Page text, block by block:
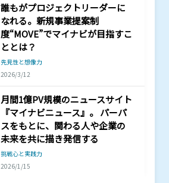
誰もがプロジェクトリーダーに
なれる。新規事業提案制
度“MOVE”でマイナビが目指すこ
ととは？
先見性と想像力
2026/3/12
月間1億PV規模のニュースサイト
『マイナビニュース』。 パーパ
スをもとに、関わる人や企業の
未来を共に描き発信する
挑戦心と実践力
2026/1/15